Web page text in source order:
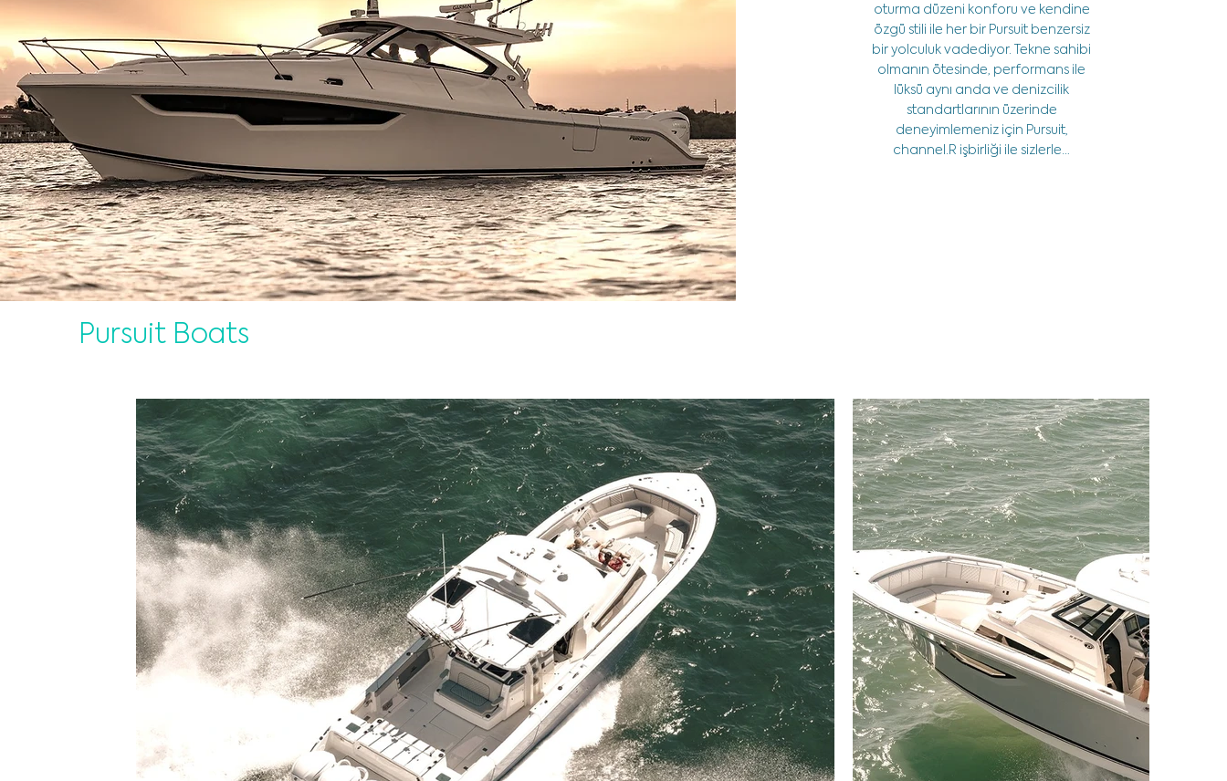
oturma düzeni konforu ve kendine
özgü stili ile her bir Pursuit benzersiz
bir yolculuk vadediyor. Tekne sahibi
olmanın ötesinde, performans ile
lüksü aynı anda ve denizcilik
standartlarının üzerinde
deneyimlemeniz için Pursuit,
channel.R işbirliği ile sizlerle…
Pursuit Boats